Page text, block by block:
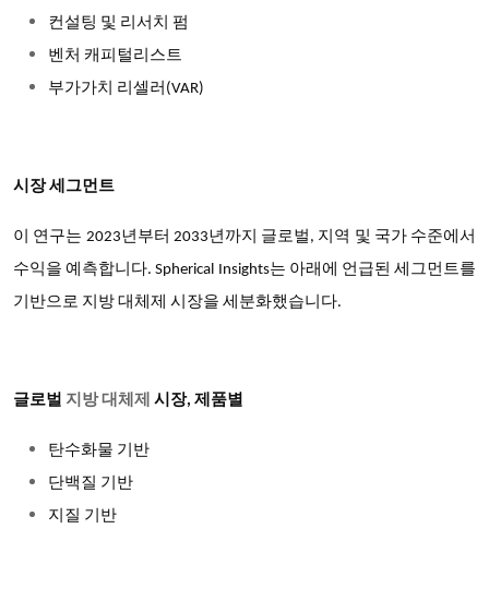
컨설팅 및 리서치 펌
벤처 캐피털리스트
부가가치 리셀러 (VAR)
시장 세그먼트
이 연구는 2023년부터 2033년까지 글로벌, 지역 및 국가 수준에서
수익을 예측합니다. Spherical Insights는 아래에 언급된 세그먼트를
기반으로 지방 대체제 시장을 세분화했습니다.
글로벌 지방 대체제 시장, 제품별
탄수화물 기반
단백질 기반
지질 기반